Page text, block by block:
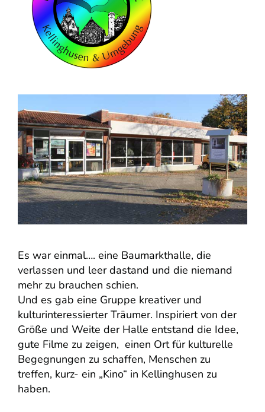
Es war einmal…. eine Baumarkthalle, die
verlassen und leer dastand und die niemand
mehr zu brauchen schien.
Und es gab eine Gruppe kreativer und
kulturinteressierter Träumer. Inspiriert von der
Größe und Weite der Halle entstand die Idee,
gute Filme zu zeigen, einen Ort für kulturelle
Begegnungen zu schaffen, Menschen zu
treffen, kurz- ein „Kino“ in Kellinghusen zu
haben.